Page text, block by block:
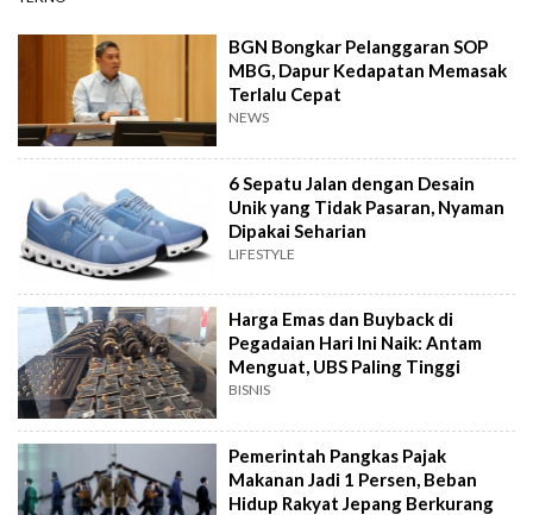
BGN Bongkar Pelanggaran SOP
MBG, Dapur Kedapatan Memasak
Terlalu Cepat
NEWS
6 Sepatu Jalan dengan Desain
Unik yang Tidak Pasaran, Nyaman
Dipakai Seharian
LIFESTYLE
Harga Emas dan Buyback di
Pegadaian Hari Ini Naik: Antam
Menguat, UBS Paling Tinggi
BISNIS
Pemerintah Pangkas Pajak
Makanan Jadi 1 Persen, Beban
Hidup Rakyat Jepang Berkurang